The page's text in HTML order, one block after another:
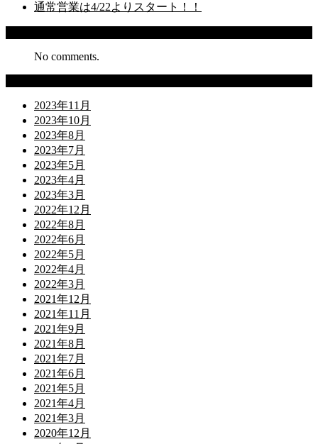
通常営業は4/22よりスタート！！
No comments.
2023年11月
2023年10月
2023年8月
2023年7月
2023年5月
2023年4月
2023年3月
2022年12月
2022年8月
2022年6月
2022年5月
2022年4月
2022年3月
2021年12月
2021年11月
2021年9月
2021年8月
2021年7月
2021年6月
2021年5月
2021年4月
2021年3月
2020年12月